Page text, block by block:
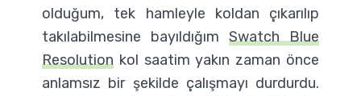
olduğum, tek hamleyle koldan çıkarılıp
takılabilmesine bayıldığım Swatch Blue
Resolution kol saatim yakın zaman önce
anlamsız bir şekilde çalışmayı durdurdu.